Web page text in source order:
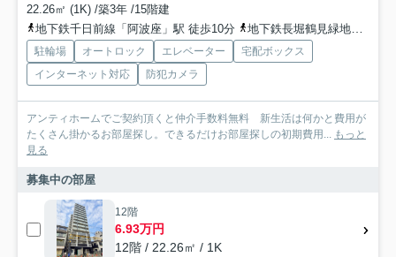
22.26㎡ (1K) /築3年 /15階建
地下鉄千日前線「阿波座」駅 徒歩10分
地下鉄長堀鶴見緑地「西長堀」駅 徒歩17分
駐輪場 オートロック エレベーター
宅配ボックス
インターネット対応
防犯カメラ
アンティホームでご契約頂くと仲介手数料無料 新生活は何かと費用が
たくさん掛かるお部屋探し。できるだけお部屋探しの初期費用... もっと
見る
募集中の部屋
12階
6.93万円
12階 / 22.26㎡ / 1K